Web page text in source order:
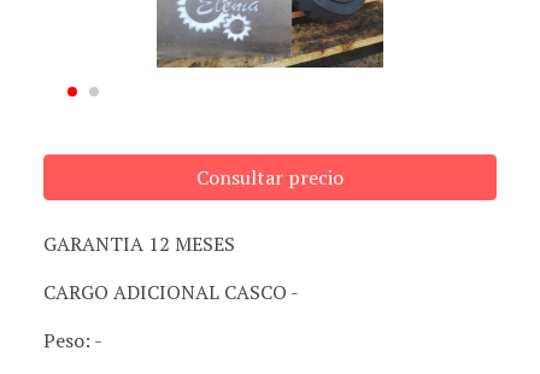
Consultar precio
GARANTIA 12 MESES
CARGO ADICIONAL CASCO -
Peso: -